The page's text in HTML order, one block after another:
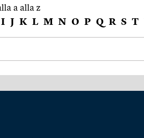
a alla z
I J K L M N O P Q R S T